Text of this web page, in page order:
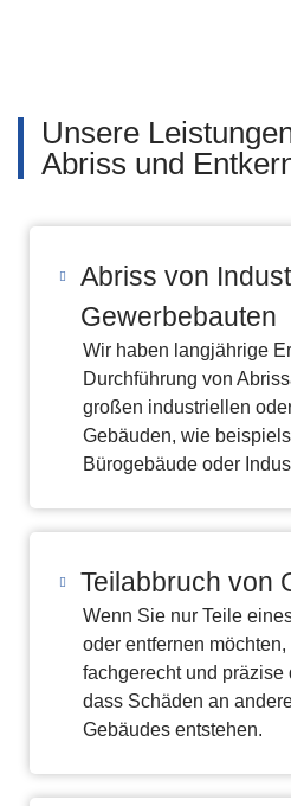
Unsere
Abriss und
Abriss von
Gewerbebauten
Wir haben langjährige
Durchführung von
großen industriellen
Gebäuden, wie
Bürogebäude oder
Teilabbruch von
Wenn Sie nur Teile
oder entfernen
fachgerecht und präzise
dass Schäden an
Gebäudes entstehen.